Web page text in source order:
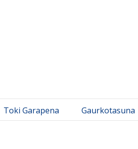
Toki Garapena Gaurkotasuna